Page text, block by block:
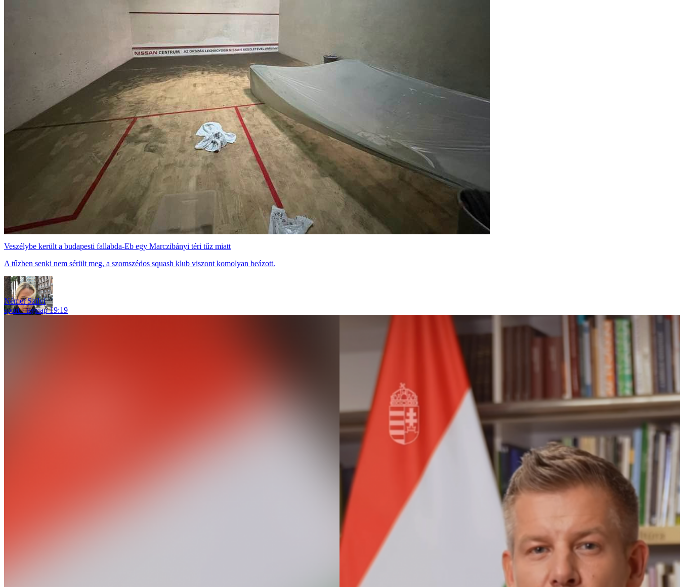
Veszélybe került a budapesti fallabda-Eb egy Marczibányi téri tűz miatt
A tűzben senki nem sérült meg, a szomszédos squash klub viszont komolyan beázott.
Német Szilvi
sport
tegnap 19:19